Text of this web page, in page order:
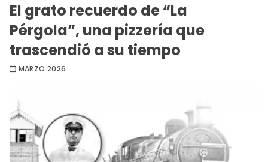
El grato recuerdo de “La
Pérgola”, una pizzería que
trascendió a su tiempo
MARZO 2026